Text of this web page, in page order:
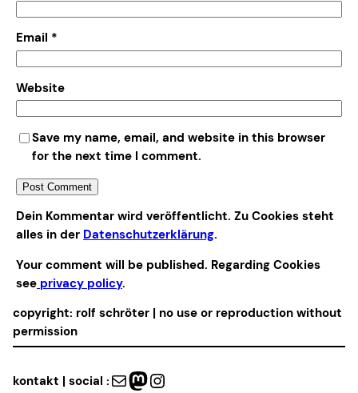
Email *
Website
Save my name, email, and website in this browser
for the next time I comment.
Alternative:
Dein Kommentar wird veröffentlicht. Zu Cookies steht
alles in der Datenschutzerklärung.
Your comment will be published. Regarding Cookies
see privacy policy.
copyright: rolf schröter | no use or reproduction without
permission
kontakt | social : Mail Mastodon Instagram